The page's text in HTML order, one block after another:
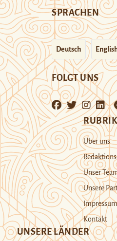
SPRACHEN
Deutsch
FOLGT UNS
Über uns
Unser
Unsere
Impressum
Kontakt
UNSERE LÄNDER